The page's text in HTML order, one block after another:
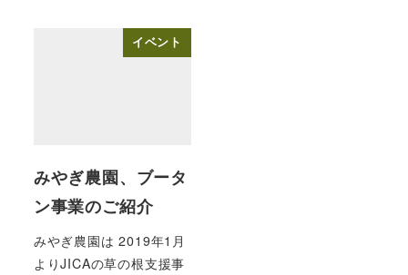
イベント
みやぎ農園、ブータ
ン事業のご紹介
みやぎ農園は 2019年1月
よりJICAの草の根支援事